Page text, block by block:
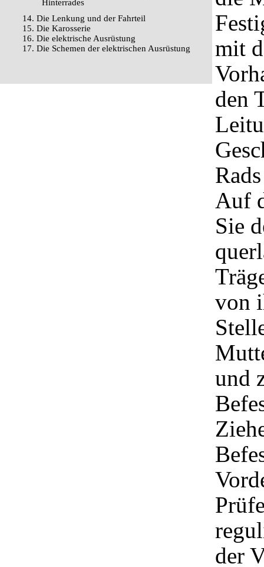
Hinterrades
14. Die Lenkung und der Fahrteil
15. Die Karosserie
16. Die elektrische Ausrüstung
17. Die Schemen der elektrischen Ausrüstung
mit
den
Auf
Sie
von
und
der